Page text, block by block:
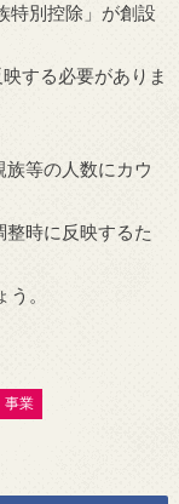
特別控除」が創設
する必要がありま
等の人数にカウ
時に反映するた
。
事業